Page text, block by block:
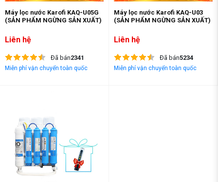
Máy lọc nước Karofi KAQ-U05G
(SẢN PHẨM NGỪNG SẢN XUẤT)
Liên hệ
Đã bán2341
Miễn phí vận chuyển toàn quốc
Máy lọc nước Karofi KAQ-U03
(SẢN PHẨM NGỪNG SẢN XUẤT)
Liên hệ
Đã bán5234
Miễn phí vận chuyển toàn quốc